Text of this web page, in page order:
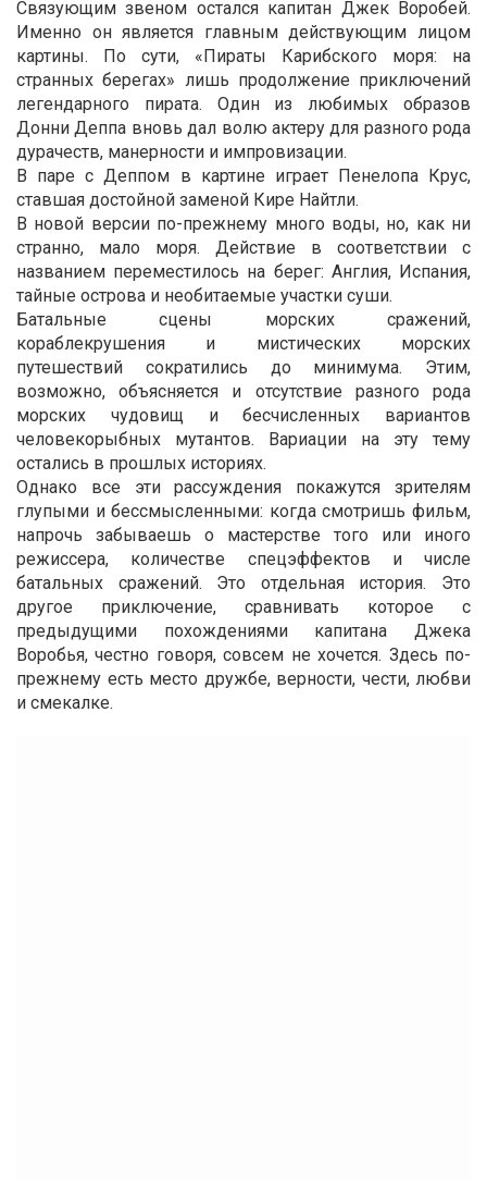
Связующим звеном остался капитан Джек Воробей.
Именно он является главным действующим лицом
картины. По сути, «Пираты Карибского моря: на
странных берегах» лишь продолжение приключений
легендарного пирата. Один из любимых образов
Донни Деппа вновь дал волю актеру для разного рода
дурачеств, манерности и импровизации.
В паре с Деппом в картине играет Пенелопа Крус,
ставшая достойной заменой Кире Найтли.
В новой версии по-прежнему много воды, но, как ни
странно, мало моря. Действие в соответствии с
названием переместилось на берег: Англия, Испания,
тайные острова и необитаемые участки суши.
Батальные сцены морских сражений,
кораблекрушения и мистических морских
путешествий сократились до минимума. Этим,
возможно, объясняется и отсутствие разного рода
морских чудовищ и бесчисленных вариантов
человекорыбных мутантов. Вариации на эту тему
остались в прошлых историях.
Однако все эти рассуждения покажутся зрителям
глупыми и бессмысленными: когда смотришь фильм,
напрочь забываешь о мастерстве того или иного
режиссера, количестве спецэффектов и числе
батальных сражений. Это отдельная история. Это
другое приключение, сравнивать которое с
предыдущими похождениями капитана Джека
Воробья, честно говоря, совсем не хочется. Здесь по-
прежнему есть место дружбе, верности, чести, любви
и смекалке.